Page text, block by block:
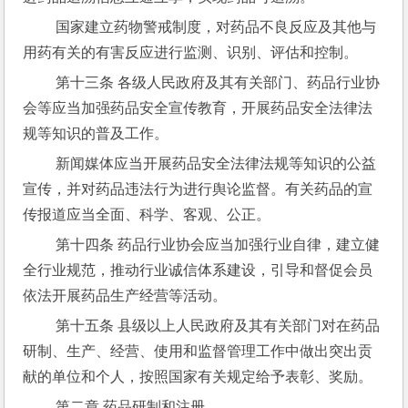
用药有关的有害反应进行监测、识别、评估和控制。
第十三条 各级人民政府及其有关部门、药品行业协
会等应当加强药品安全宣传教育，开展药品安全法律法
规等知识的普及工作。
宣传，并对药品违法行为进行舆论监督。有关药品的宣
传报道应当全面、科学、客观、公正。
第十四条 药品行业协会应当加强行业自律，建立健
全行业规范，推动行业诚信体系建设，引导和督促会员
依法开展药品生产经营等活动。
第十五条 县级以上人民政府及其有关部门对在药品
研制、生产、经营、使用和监督管理工作中做出突出贡
献的单位和个人，按照国家有关规定给予表彰、奖励。